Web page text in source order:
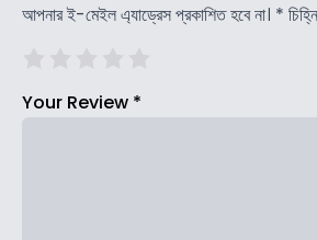
আপনার ই-মেইল এ্যাড্রেস প্রকাশিত হবে না। *
Your Review *